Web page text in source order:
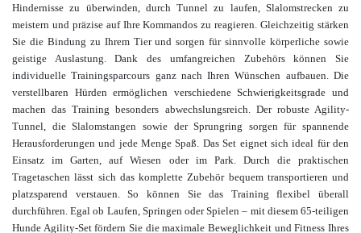
Hindernisse zu überwinden, durch Tunnel zu laufen, Slalomstrecken zu
meistern und präzise auf Ihre Kommandos zu reagieren. Gleichzeitig stärken
Sie die Bindung zu Ihrem Tier und sorgen für sinnvolle körperliche sowie
geistige Auslastung. Dank des umfangreichen Zubehörs können Sie
individuelle Trainingsparcours ganz nach Ihren Wünschen aufbauen. Die
verstellbaren Hürden ermöglichen verschiedene Schwierigkeitsgrade und
machen das Training besonders abwechslungsreich. Der robuste Agility-
Tunnel, die Slalomstangen sowie der Sprungring sorgen für spannende
Herausforderungen und jede Menge Spaß. Das Set eignet sich ideal für den
Einsatz im Garten, auf Wiesen oder im Park. Durch die praktischen
Tragetaschen lässt sich das komplette Zubehör bequem transportieren und
platzsparend verstauen. So können Sie das Training flexibel überall
durchführen. Egal ob Laufen, Springen oder Spielen – mit diesem 65-teiligen
Hunde Agility-Set fördern Sie die maximale Beweglichkeit und Fitness Ihres